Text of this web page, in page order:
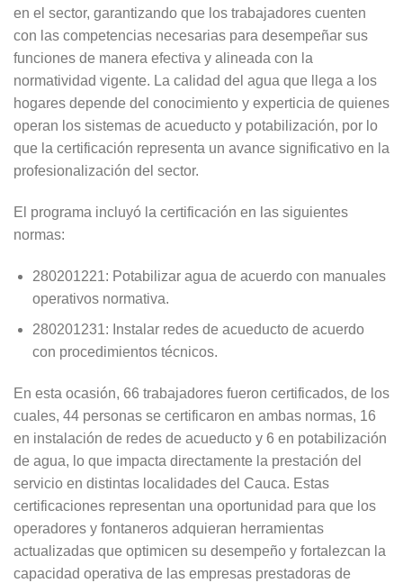
en el sector, garantizando que los trabajadores cuenten
con las competencias necesarias para desempeñar sus
funciones de manera efectiva y alineada con la
normatividad vigente. La calidad del agua que llega a los
hogares depende del conocimiento y experticia de quienes
operan los sistemas de acueducto y potabilización, por lo
que la certificación representa un avance significativo en la
profesionalización del sector.
El programa incluyó la certificación en las siguientes
normas:
280201221: Potabilizar agua de acuerdo con manuales
operativos normativa.
280201231: Instalar redes de acueducto de acuerdo
con procedimientos técnicos.
En esta ocasión, 66 trabajadores fueron certificados, de los
cuales, 44 personas se certificaron en ambas normas, 16
en instalación de redes de acueducto y 6 en potabilización
de agua, lo que impacta directamente la prestación del
servicio en distintas localidades del Cauca. Estas
certificaciones representan una oportunidad para que los
operadores y fontaneros adquieran herramientas
actualizadas que optimicen su desempeño y fortalezcan la
capacidad operativa de las empresas prestadoras de